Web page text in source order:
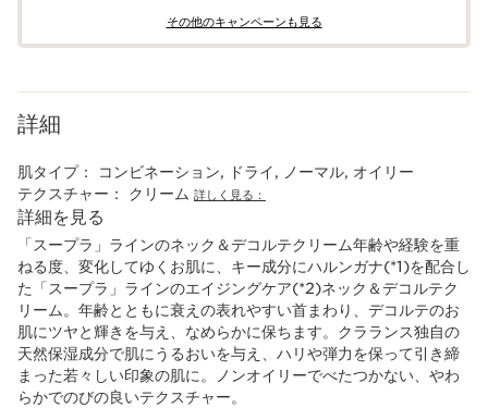
その他のキャンペーンも見る​
詳細
肌タイプ：
コンビネーション, ドライ, ノーマル, オイリー
テクスチャー： クリーム 詳しく見る：
詳細を見る
「スープラ」ラインのネック＆デコルテクリーム年齢や経験を重
ねる度、変化してゆくお肌に、キー成分にハルンガナ(*1)を配合し
た「スープラ」ラインのエイジングケア(*2)ネック＆デコルテク
リーム。年齢とともに衰えの表れやすい首まわり、デコルテのお
肌にツヤと輝きを与え、なめらかに保ちます。クラランス独自の
天然保湿成分で肌にうるおいを与え、ハリや弾力を保って引き締
まった若々しい印象の肌に。ノンオイリーでべたつかない、やわ
らかでのびの良いテクスチャー。